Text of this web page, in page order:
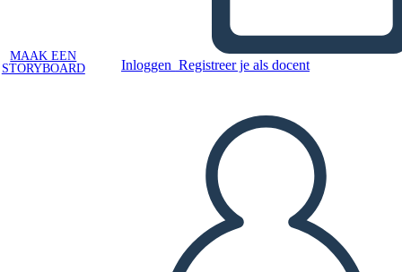
MAAK EEN
STORYBOARD
Inloggen Registreer je als docent